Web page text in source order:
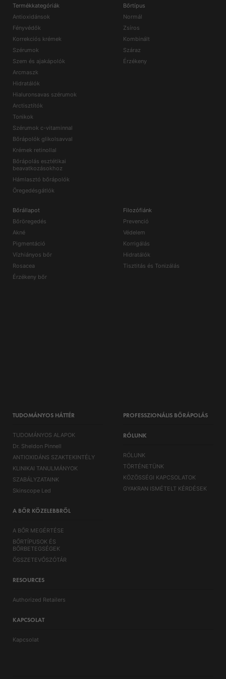
Termékkategóriák
Antioxidánsok
Fényvédők
Korrekciós krémek
Szérumok
Szem és ajakápolók
Arcmaszk
Hidratálók
Hialuronsavas szérumok
Arctisztítók
Tonikok
Szérumok c-vitaminnal
Bőrápolók glikolsavval
Krémek retinollal
Bőrápolás esztétikai
beavatkozásokhoz
Hámlasztó bőrápolók
Öregedésgátlók
Bőrtípus
Normál
Zsíros
Kombinált
Száraz
Érzékeny
Bőrállapot
Bőröregedés
Akné
Pigmentáció
Vízhiányos bőr
Rosacea
Érzékeny bőr
Filozófiánk
Prevenció
Védelem
Korrigálás
Hidratálók
Tisztitás és Tonizálás
TUDOMÁNYOS HÁTTÉR
TUDOMÁNYOS ALAPOK
Dr. Sheldon Pinnell
ANTIOXIDÁNS SZAKTEKINTÉLY
KLINIKAI TANULMÁNYOK
SZABÁLYZATAINK
Skinscope Led
A BŐR KÖZELEBBRŐL
A BŐR MEGÉRTÉSE
BŐRTÍPUSOK ÉS
BŐRBETEGSÉGEK
ÖSSZETEVŐSZÓTÁR
PROFESSZIONÁLIS BŐRÁPOLÁS
RÓLUNK
RÓLUNK
TÖRTÉNETÜNK
KÖZÖSSÉGI KAPCSOLATOK
GYAKRAN ISMÉTELT KÉRDÉSEK
RESOURCES
Authorized Retailers
KAPCSOLAT
Kapcsolat